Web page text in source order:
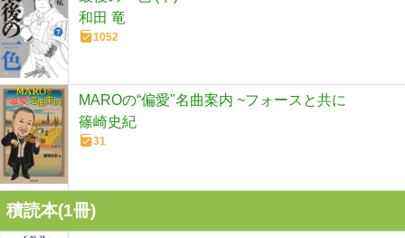
和田 竜
1052
MAROの“偏愛"名曲案内 ~フォースと共に
篠崎史紀
31
積読本(1冊)